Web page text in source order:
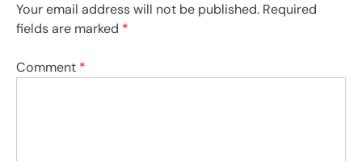
Your email address will not be published. Required
fields are marked *
Comment *